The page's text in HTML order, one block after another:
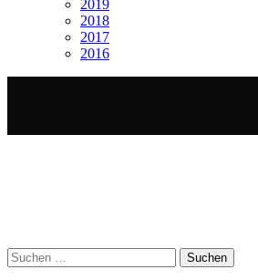
2019
2018
2017
2016
Suchen
nach: